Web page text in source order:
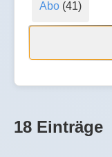
Abo(41)
18 Einträge